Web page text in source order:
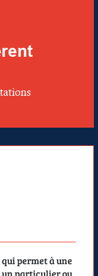
permet à une
un particulier ou